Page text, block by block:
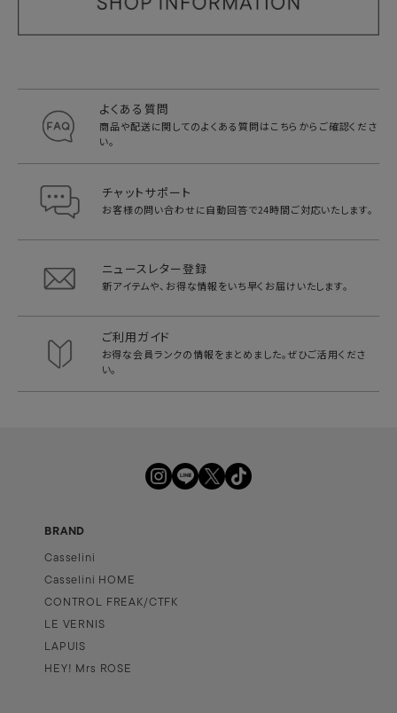
よくある質問
商品や配送に関してのよくある質問はこちらからご確認くださ
い。
チャットサポート
お客様の問い合わせに自動回答で24時間ご対応いたします。
ニュースレター登録
新アイテムや、お得な情報をいち早く お届けいたします。
ご利用ガイド
お得な会員ランクの情報をまとめました。ぜひご活用くださ
い。
BRAND
Casselini
Casselini HOME
CONTROL FREAK/CTFK
LE VERNIS
LAPUIS
HEY! Mrs ROSE